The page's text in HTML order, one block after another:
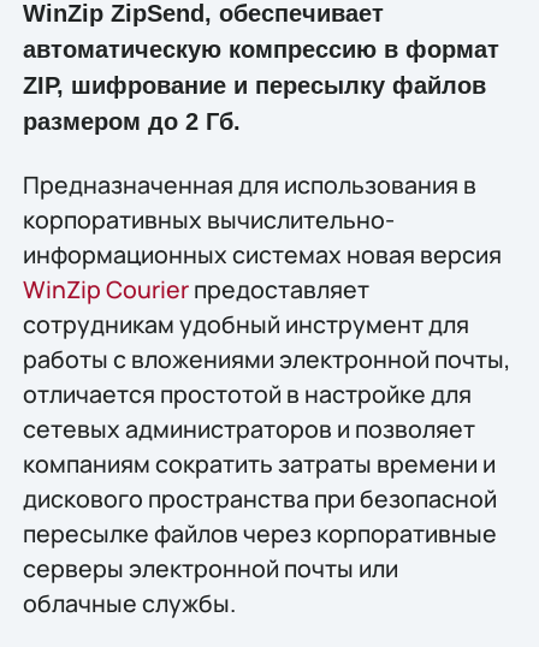
WinZip ZipSend, обеспечивает
автоматическую компрессию в формат
ZIP, шифрование и пересылку файлов
размером до 2 Гб.
Предназначенная для использования в
корпоративных вычислительно-
информационных системах новая версия
WinZip Courierпредоставляет
сотрудникам удобный инструмент для
работы с вложениями электронной почты,
отличается простотой в настройке для
сетевых администраторов и позволяет
компаниям сократить затраты времени и
дискового пространства при безопасной
пересылке файлов через корпоративные
серверы электронной почты или
облачные службы.